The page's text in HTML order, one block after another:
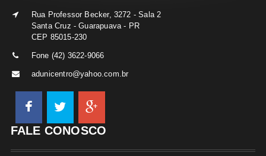
Rua Professor Becker, 3272 - Sala 2
Santa Cruz - Guarapuava - PR
CEP 85015-230
Fone (42) 3622-9066
adunicentro@yahoo.com.br
FALE CONOSCO